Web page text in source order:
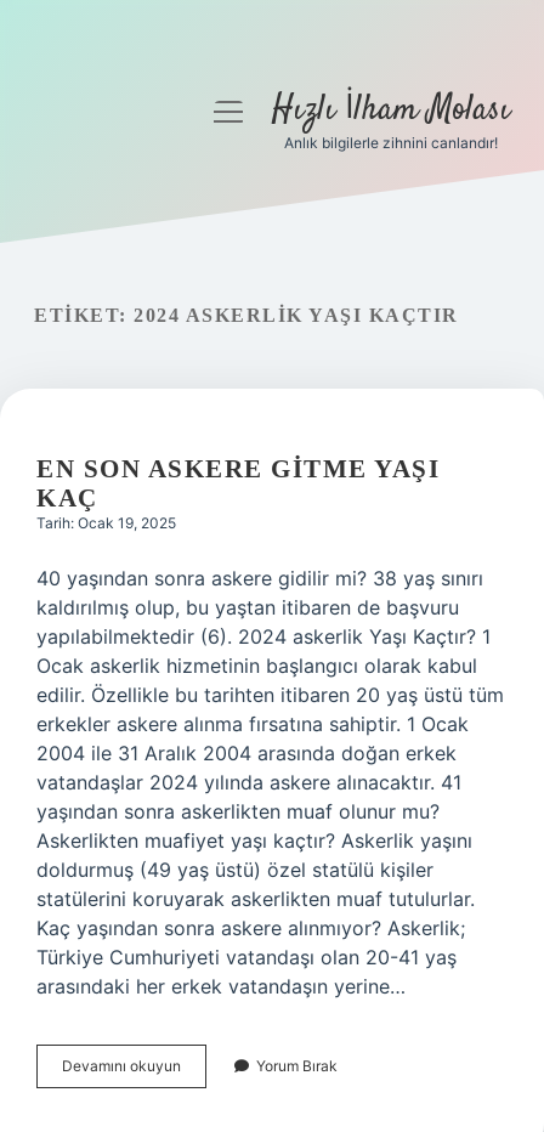
Gizlilik Politikası
menüyüHızlı İlham Molası
Anlık bilgilerle zihnini canlandır!
ETIKET: 2024 ASKERLIK YAŞI KAÇTIR
EN SON ASKERE GITME YAŞI
KAÇ
Tarih: Ocak 19, 2025
40 yaşından sonra askere gidilir mi? 38 yaş sınırı
kaldırılmış olup, bu yaştan itibaren de başvuru
yapılabilmektedir (6). 2024 askerlik Yaşı Kaçtır? 1
Ocak askerlik hizmetinin başlangıcı olarak kabul
edilir. Özellikle bu tarihten itibaren 20 yaş üstü tüm
erkekler askere alınma fırsatına sahiptir. 1 Ocak
2004 ile 31 Aralık 2004 arasında doğan erkek
vatandaşlar 2024 yılında askere alınacaktır. 41
yaşından sonra askerlikten muaf olunur mu?
Askerlikten muafiyet yaşı kaçtır? Askerlik yaşını
doldurmuş (49 yaş üstü) özel statülü kişiler
statülerini koruyarak askerlikten muaf tutulurlar.
Kaç yaşından sonra askere alınmıyor? Askerlik;
Türkiye Cumhuriyeti vatandaşı olan 20-41 yaş
arasındaki her erkek vatandaşın yerine…
Devamını okuyun
Son
Yorum Bırak